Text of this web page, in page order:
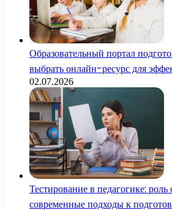
Образовательный портал
выбрать онлайн-ресурс для
02.07.2026
Тестирование в педагогике:
современные подходы к